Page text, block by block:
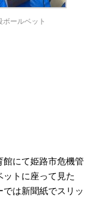
ボールベット
にて姫路市危機管
トに座って見た
は新聞紙でスリッ